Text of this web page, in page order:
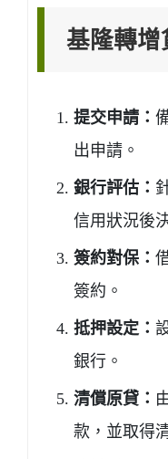
基隆轉增
提交申請：
出申請。
銀行評估：
信用狀況後
簽約對保：
簽約。
抵押設定：
銀行。
清償原貸：
款，並取得